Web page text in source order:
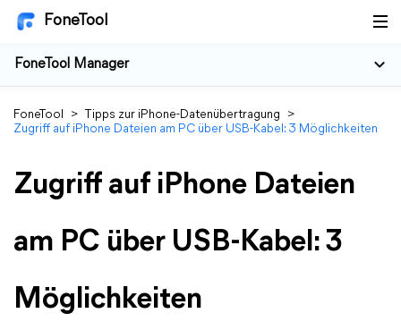
FoneTool
FoneTool Manager
FoneTool > Tipps zur iPhone-Datenübertragung
>
Zugriff auf iPhone Dateien am PC über USB-Kabel: 3 Möglichkeiten
Zugriff auf iPhone Dateien
am PC über USB-Kabel: 3
Möglichkeiten